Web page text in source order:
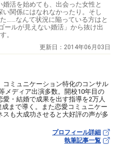
活を始めても、出会った女性と
関係にはなれなかったり。そし
……なんて状況に陥っている方はと
ールが見えない婚活」から抜け出
。
更新日： 2014年06月03日
コミュニケーション特化のコンサル
メディア出演多数。開校10年目の
・結婚で成果を出す指導を2万人
成まで導く。また恋愛コミュニケー
スも大成功させると大好評の声が多
プロフィール詳細
執筆記事一覧